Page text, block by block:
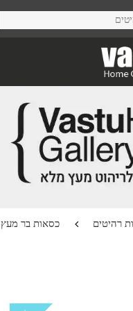
רהיטים כסאות בר מעץ